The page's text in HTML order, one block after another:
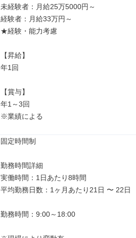
未経験者：月給25万5000円～
経験者：月給33万円～
★経験・能力考慮
【昇給】
年1回
【賞与】
年1～3回
※業績による
固定時間制
勤務時間詳細
実働時間：1日あたり8時間
平均勤務日数：1ヶ月あたり21日 〜 22日
勤務時間：9:00～18:00